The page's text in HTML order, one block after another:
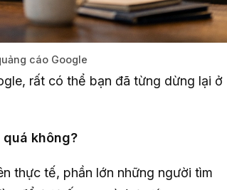
cáo Google
rất có thể bạn đã từng dừng lại ở
không?
thực tế, phần lớn những người tìm